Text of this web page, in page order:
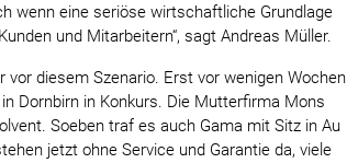
wenn eine seriöse wirtschaftliche Grundlage
und Mitarbeitern“, sagt Andreas Müller.
diesem Szenario. Erst vor wenigen Wochen
Dornbirn in Konkurs. Die Mutterfirma Mons
Soeben traf es auch Gama mit Sitz in Au
jetzt ohne Service und Garantie da, viele